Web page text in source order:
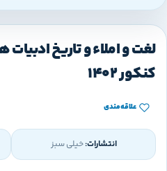
لغت و املاء و تاریخ
کنکور 1402
علاقه‌مندی
انتشارات:خیلی سبز